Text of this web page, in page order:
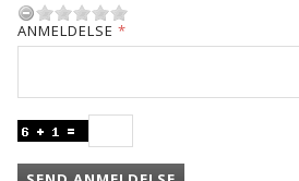
ANMELDELSE